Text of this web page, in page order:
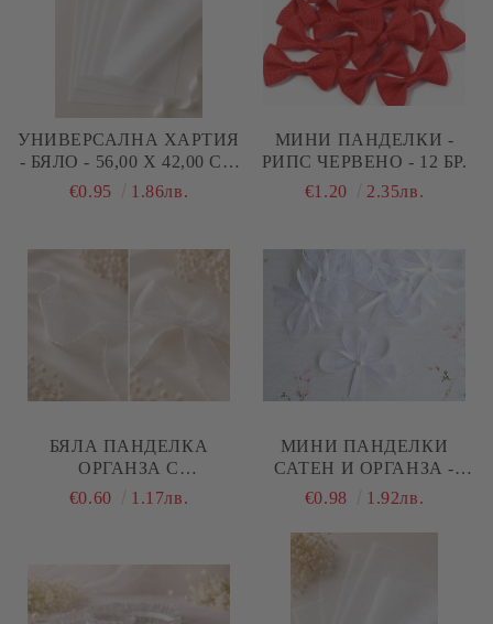
УНИВЕРСАЛНА ХАРТИЯ
- БЯЛО - 56,00 Х 42,00 СМ
- 5 ЛИСТА
€0.95 1.86лв.
МИНИ ПАНДЕЛКИ -
РИПС ЧЕРВЕНО - 12 БР.
€1.20
2.35лв.
БЯЛА ПАНДЕЛКА
ОРГАНЗА С
ДЕКОРАТИВЕН РЪБ - 5,00
€0.60 1.17лв.
МИНИ ПАНДЕЛКИ
САТЕН И ОРГАНЗА -
БЯЛО - 5 БР.
€0.98 1.92лв.